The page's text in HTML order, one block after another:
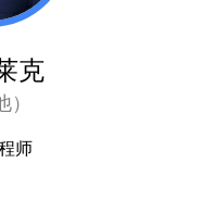
克
）
师